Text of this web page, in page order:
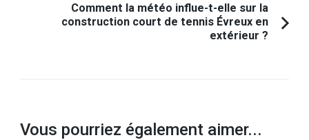
Comment la météo influe-t-elle sur la
construction court de tennis Évreux en
extérieur ?
Vous pourriez également aimer...